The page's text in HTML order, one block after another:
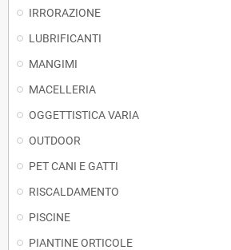
IRRORAZIONE
LUBRIFICANTI
MANGIMI
MACELLERIA
OGGETTISTICA VARIA
OUTDOOR
PET CANI E GATTI
RISCALDAMENTO
PISCINE
PIANTINE ORTICOLE